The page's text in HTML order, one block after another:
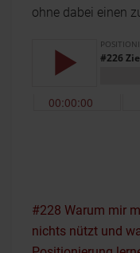
ohne dabei einen
#228 Warum mir
nichts nützt und